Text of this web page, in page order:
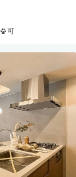
可